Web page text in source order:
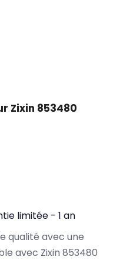
Zixin 853480
limitée - 1 an
qualité avec une
avec Zixin 853480